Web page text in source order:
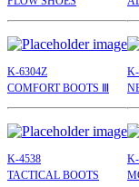
K-6304Z
COMFORT BOOTS Ⅲ
K-4538
TACTICAL BOOTS